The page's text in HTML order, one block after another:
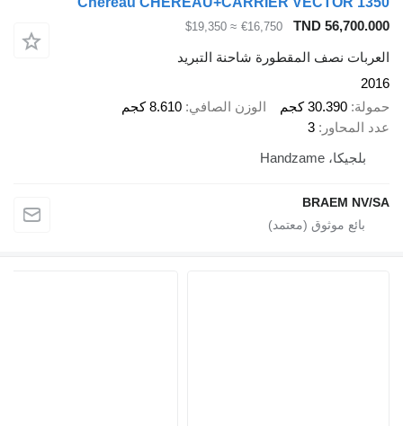
TND
€16,750
≈ $19,350
نصف المقطورة شاحنة التبريد
30.390 كجم الوزن الصافي 8.610 كجم
المحاور 3
بلجيكا، Handzame
BRAEM NV/